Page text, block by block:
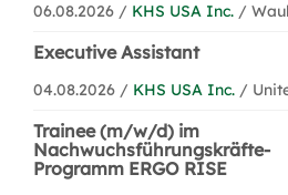
06.08.2026 / KHS USA Inc. /
Executive Assistant
04.08.2026 / KHS USA Inc. /
Trainee (m/w/d) im
Nachwuchsführungskräfte-
Programm ERGO RISE